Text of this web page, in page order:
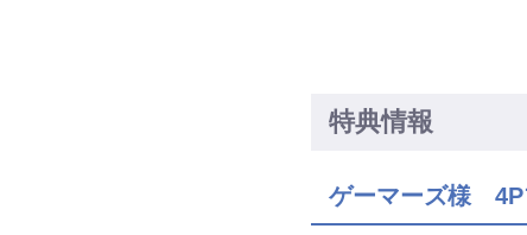
特典情報
ゲーマーズ様 4P